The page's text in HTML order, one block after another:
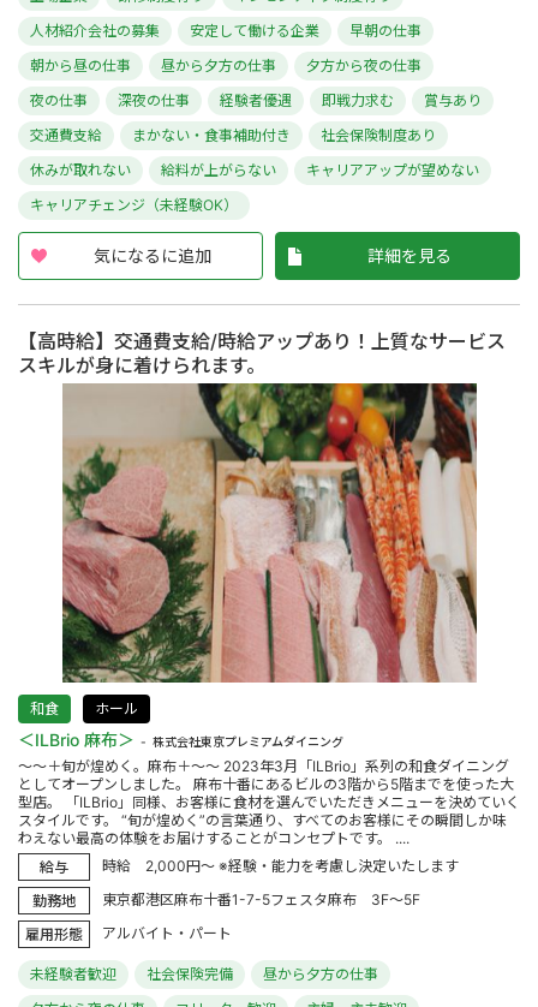
人材紹介会社の募集
安定して働ける企業
早朝の仕事
朝から昼の仕事
昼から夕方の仕事
夕方から夜の仕事
夜の仕事
深夜の仕事 経験者優遇 即戦力求む
賞与あり
交通費支給
まかない・食事補助付き
社会保険制度あり
休みが取れない
給料が上がらない
キャリアアップが望めない
キャリアチェンジ（未経験OK）
気になるに追加 詳細を見る
【高時給】交通費支給/時給アップあり！上質なサービス
スキルが身に着けられます。
和食 ホール
＜ILBrio 麻布＞ 株式会社東京プレミアムダイニング
～～＋旬が煌めく。麻布＋～～ 2023年3月「ILBrio」系列の和食ダイニング
としてオープンしました。 麻布十番にあるビルの3階から5階までを使った大
型店。 「ILBrio」同様、お客様に食材を選んでいただきメニューを決めていく
スタイルです。 “旬が煌めく”の言葉通り、すべてのお客様にその瞬間しか味
わえない最高の体験をお届けすることがコンセプトです。 ....
給与
時給 2,000円～ ※経験・能力を考慮し決定いたします
勤務地
東京都港区麻布十番1-7-5フェスタ麻布 3F～5F
雇用形態
アルバイト・パート
未経験者歓迎 社会保険完備
昼から夕方の仕事